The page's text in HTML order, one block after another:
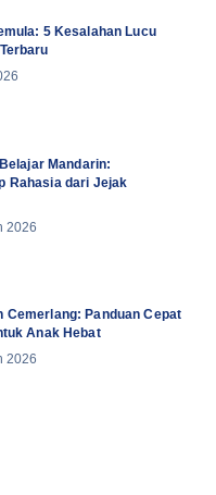
5 Kesalahan Lucu
Mandarin:
Rahasia dari Jejak
2026
Cemerlang: Panduan Cepat
Anak Hebat
2026